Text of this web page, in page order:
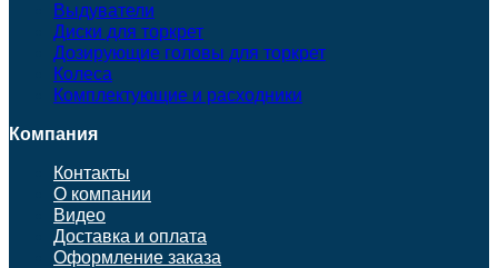
Выдуватели
Диски для торкрет
Дозирующие головы для торкрет
Колеса
Комплектующие и расходники
Компания
Контакты
О компании
Видео
Доставка и оплата
Оформление заказа